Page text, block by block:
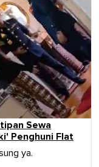
Sewa
Penghuni Flat
ya.